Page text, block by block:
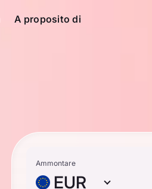
A proposito di
Ammontare
EUR